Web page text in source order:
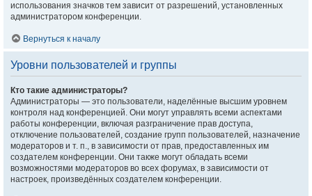
использования значков тем зависит от разрешений, установленных
администратором конференции.
Вернуться к началу
Уровни пользователей и группы
Кто такие администраторы?
Администраторы — это пользователи, наделённые высшим уровнем
контроля над конференцией. Они могут управлять всеми аспектами
работы конференции, включая разграничение прав доступа,
отключение пользователей, создание групп пользователей, назначение
модераторов и т. п., в зависимости от прав, предоставленных им
создателем конференции. Они также могут обладать всеми
возможностями модераторов во всех форумах, в зависимости от
настроек, произведённых создателем конференции.